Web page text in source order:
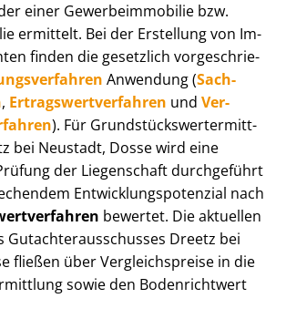
einer Ge­wer­be­im­mo­bi­lie bzw.
ermittelt. Bei der Erstellung von Im­
finden die gesetzlich vor­ge­schrie­
Anwendung (Sach­
, Er­trags­wert­ver­fah­ren und Ver­
). Für Grund­stücks­wert­ermitt­
bei Neustadt, Dosse wird eine
der Liegenschaft durchgeführt
Ent­wick­lungs­po­ten­zi­al nach
bewertet. Die aktuellen
Gut­ach­ter­aus­schus­ses Dreetz bei
fließen über Ver­gleichs­prei­se in die
sowie den Bodenrichtwert